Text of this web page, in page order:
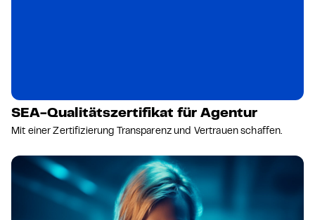
SEA-Qualitätszertifikat für Agentur
Mit einer Zertifizierung Transparenz und Vertrauen schaffen.